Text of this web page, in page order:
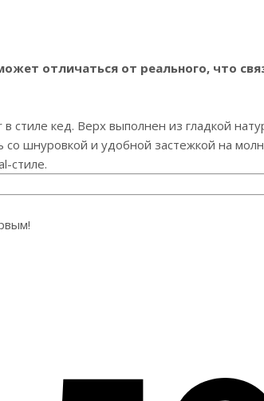
отличаться от реального, что
стиле кед. Верх выполнен из гладкой
шнуровкой и удобной застежкой на
стиле.